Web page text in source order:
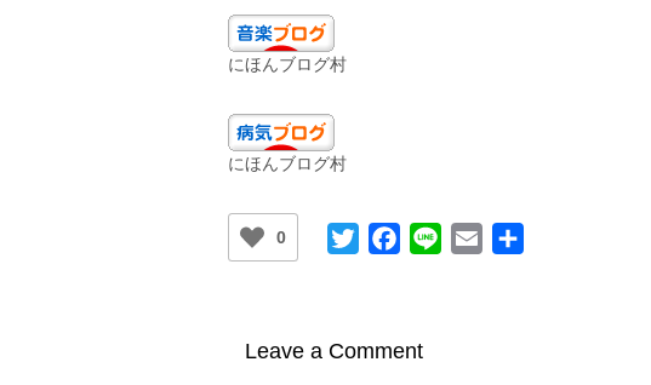
にほんブログ村
にほんブログ村
0 TwitterFacebook
Line Email
Leave a Comment